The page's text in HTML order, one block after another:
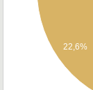
22,6%